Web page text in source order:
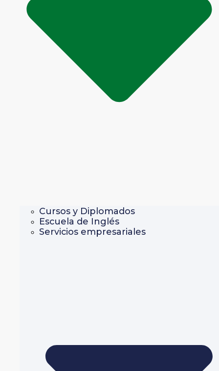
Cursos y Diplomados
Escuela de Inglés
Servicios empresariales